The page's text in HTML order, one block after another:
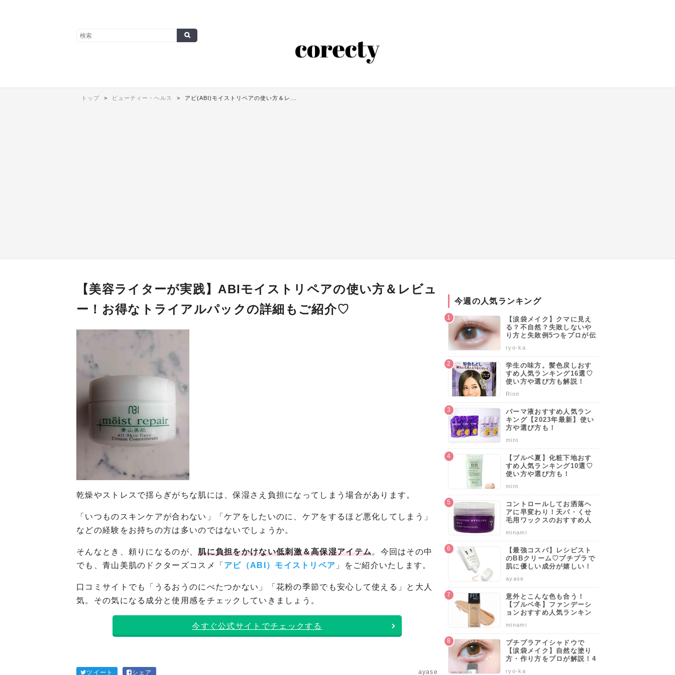
トップ ビューティー・ヘルス アビ(ABI)モイストリペアの使い方＆レ...
【美容ライターが実践】ABIモイストリペアの使い方＆レビュ
ー！お得なトライアルパックの詳細もご紹介♡
乾燥やストレスで揺らぎがちな肌には、保湿さえ負担になってしまう場合があります。
「いつものスキンケアが合わない」「ケアをしたいのに、ケアをするほど悪化してしまう」
などの経験をお持ちの方は多いのではないでしょうか。
そんなとき、頼りになるのが、肌に負担をかけない低刺激＆高保湿アイテム。今回はその中
でも、青山美肌のドクターズコスメ「 アビ（ABI）モイストリペア 」をご紹介いたします。
口コミサイトでも「うるおうのにべたつかない」「花粉の季節でも安心して使える」と大人
気。その気になる成分と使用感をチェックしていきましょう。
今すぐ公式サイトでチェックする
ツイート シェア ayase
今週の人気ランキング
【涙袋メイク】クマに見え
る？不自然？失敗しないや
り方と失敗例5つをプロが伝
ryo-ka
学生の味方。髪色戻しおす
すめ人気ランキング16選♡
使い方や選び方も解説！
Rion
パーマ液おすすめ人気ラン
キング【2023年最新】使い
方や選び方も！
mint
【ブルベ夏】化粧下地おす
すめ人気ランキング10選♡
使い方や選び方も！
mint
コントロールしてお洒落ヘ
アに早変わり！天パ・くせ
毛用ワックスのおすすめ人
♡使い方や選び方のポイン
minami
【最強コスパ】レシピスト
のBBクリーム♡プチプラで
肌に優しい成分が嬉しい！
らカバーしよう。
ayase
意外とこんな色も合う！
【ブルベ冬】ファンデーシ
ョンおすすめ人気ランキン
ポイントも解説！
minami
プチプラアイシャドウで
【涙袋メイク】自然な塗り
方・作り方をプロが解説！4
ryo-ka